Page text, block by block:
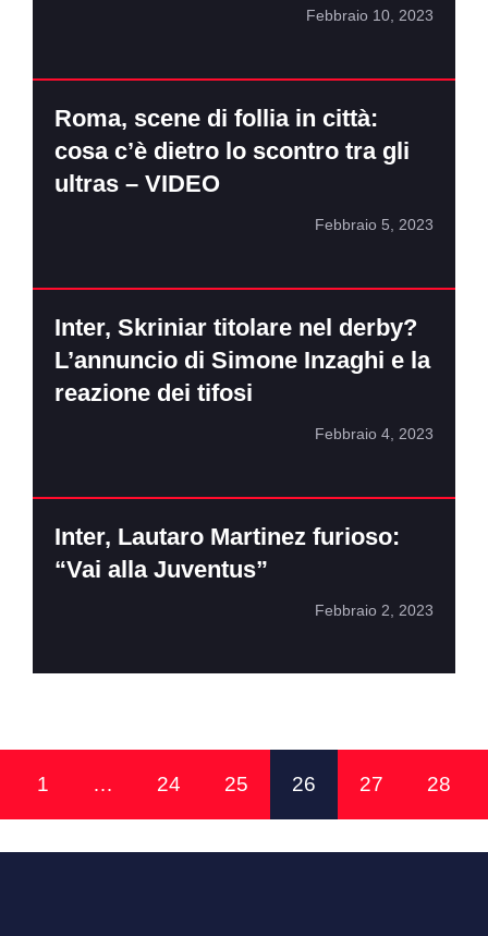
Febbraio 10, 2023
Roma, scene di follia in città:
cosa c’è dietro lo scontro tra gli
ultras – VIDEO
Febbraio 5, 2023
Inter, Skriniar titolare nel derby?
L’annuncio di Simone Inzaghi e la
reazione dei tifosi
Febbraio 4, 2023
Inter, Lautaro Martinez furioso:
“Vai alla Juventus”
Febbraio 2, 2023
1 … 24 25 26 27 28